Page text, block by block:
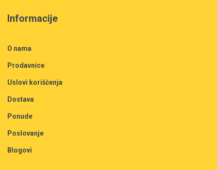
Informacije
O nama
Prodavnice
Uslovi korišćenja
Dostava
Ponude
Poslovanje
Blogovi